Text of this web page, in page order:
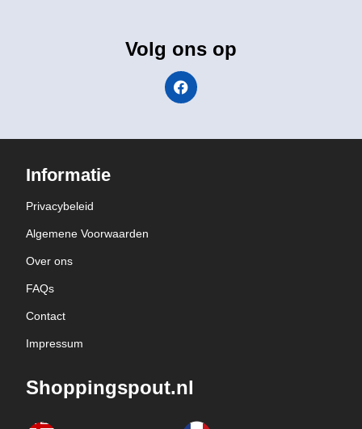
Volg ons op
Informatie
Privacybeleid
Algemene Voorwaarden
Over ons
FAQs
Contact
Impressum
Shoppingspout.nl